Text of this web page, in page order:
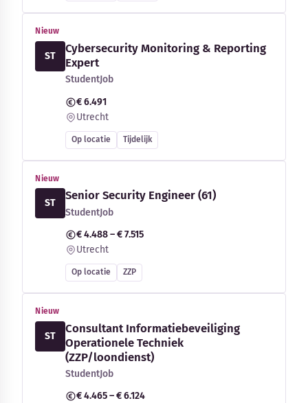
Nieuw
ST
Cybersecurity Monitoring & Reporting
Expert
StudentJob
€ 6.491
Utrecht
Op locatie Tijdelijk
Nieuw
ST
Senior Security Engineer (61)
StudentJob
€ 4.488 – € 7.515
Utrecht
Op locatie ZZP
Nieuw
ST
Consultant Informatiebeveiliging
Operationele Techniek
(ZZP/loondienst)
StudentJob
€ 4.465 – € 6.124